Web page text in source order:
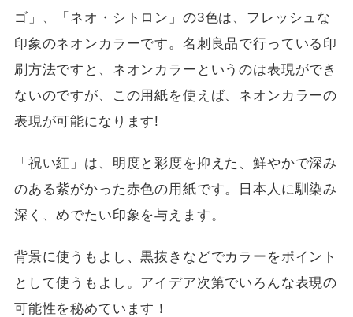
ゴ」、「ネオ・シトロン」の3色は、フレッシュな
印象のネオンカラーです。名刺良品で行っている印
刷方法ですと、ネオンカラーというのは表現ができ
ないのですが、この用紙を使えば、ネオンカラーの
表現が可能になります!
「祝い紅」は、明度と彩度を抑えた、鮮やかで深み
のある紫がかった赤色の用紙です。日本人に馴染み
深く、めでたい印象を与えます。
背景に使うもよし、黒抜きなどでカラーをポイント
として使うもよし。アイデア次第でいろんな表現の
可能性を秘めています！